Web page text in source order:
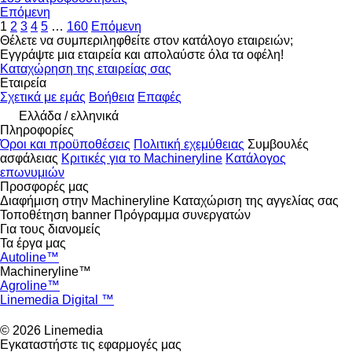
Επόμενη
1 2 3 4 5 … 160 Επόμενη
Θέλετε να συμπεριληφθείτε στον κατάλογο εταιρειών;
Εγγράψτε μια εταιρεία και απολαύστε όλα τα οφέλη!
Καταχώρηση της εταιρείας σας
Εταιρεία
Σχετικά με εμάς Βοήθεια Επαφές
Ελλάδα / ελληνικά
Πληροφορίες
Όροι και προϋποθέσεις Πολιτική εχεμύθειας Συμβουλές
ασφάλειας Κριτικές για το Machineryline Κατάλογος
επωνυμιών
Προσφορές μας
Διαφήμιση στην Machineryline Καταχώριση της αγγελίας σας
Τοποθέτηση banner Πρόγραμμα συνεργατών
Για τους διανομείς
Τα έργα μας
Autoline™
Machineryline™
Agroline™
Linemedia Digital ™
© 2026 Linemedia
Εγκαταστήστε τις εφαρμογές μας